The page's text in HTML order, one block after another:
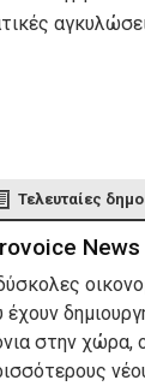
Τελευταίες
News
έχουν
στην χώρα,